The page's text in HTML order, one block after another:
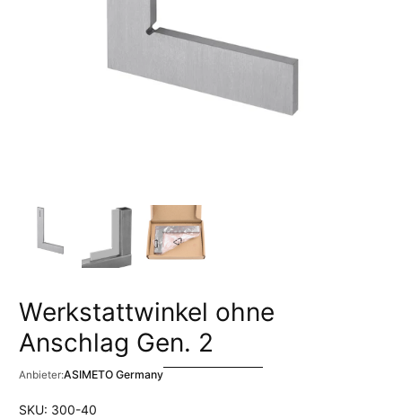
Werkstattwinkel ohne
Anschlag Gen. 2
Anbieter:ASIMETO Germany
SKU: 300-40